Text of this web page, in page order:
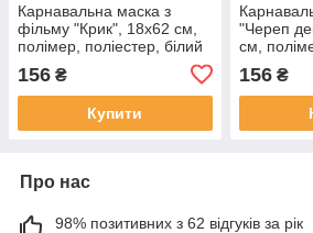
Карнавальна маска з
фільму "Крик", 18х62 см,
полімер, поліестер, білий
(462568)
156 ₴
Купити
"Череп
см,
(462551)
156₴
Про нас
98% позитивних з 62 відгуків за рік